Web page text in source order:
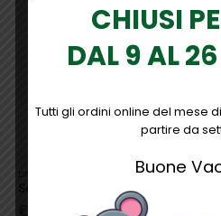
CHIUSI
DAL 9 AL
Tutti gli ordini online del mese
partire da
Buone